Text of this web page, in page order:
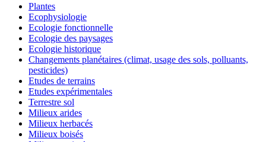
Plantes
Ecophysiologie
Ecologie fonctionnelle
Ecologie des paysages
Ecologie historique
Changements planétaires (climat, usage des sols, polluants,
pesticides)
Etudes de terrains
Etudes expérimentales
Terrestre sol
Milieux arides
Milieux herbacés
Milieux boisés